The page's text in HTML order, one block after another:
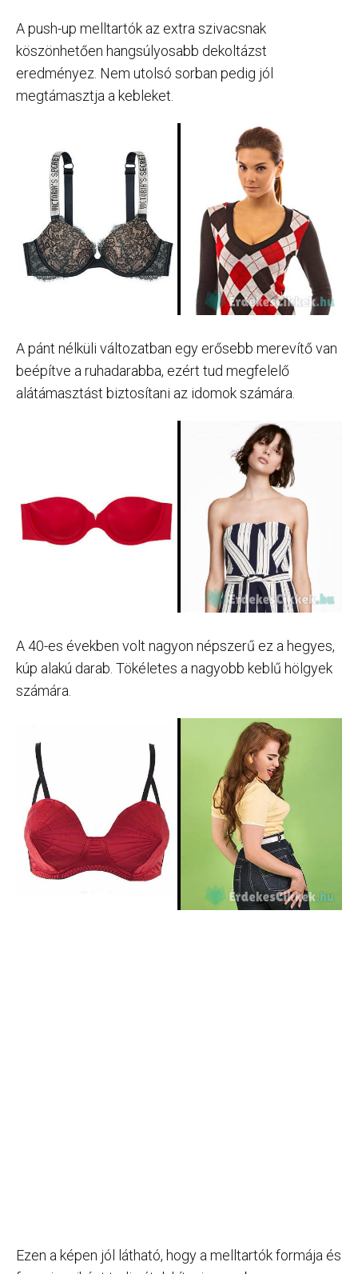
A push-up melltartók az extra szivacsnak
köszönhetően hangsúlyosabb dekoltázst
eredményez. Nem utolsó sorban pedig jól
megtámasztja a kebleket.
A pánt nélküli változatban egy erősebb merevítő van
beépítve a ruhadarabba, ezért tud megfelelő
alátámasztást biztosítani az idomok számára.
A 40-es években volt nagyon népszerű ez a hegyes,
kúp alakú darab. Tökéletes a nagyobb keblű hölgyek
számára.
Ezen a képen jól látható, hogy a melltartók formája és